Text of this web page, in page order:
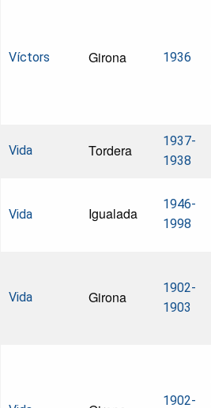
Víctors Girona 1936
Vida Tordera
1937-
1938
Vida Igualada
1946-
1998
Vida Girona
1902-
1903
1902-